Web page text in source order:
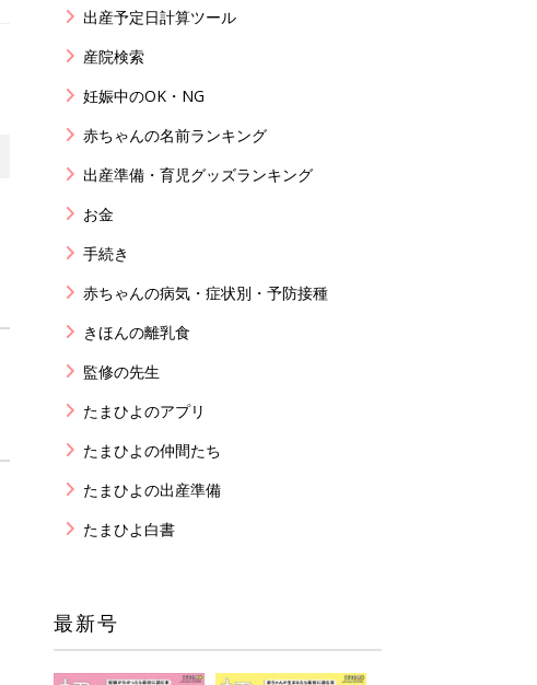
出産予定日計算ツール
産院検索
妊娠中のOK・NG
赤ちゃんの名前ランキング
出産準備・育児グッズランキング
お金
手続き
赤ちゃんの病気・症状別・予防接種
きほんの離乳食
監修の先生
たまひよのアプリ
たまひよの仲間たち
たまひよの出産準備
たまひよ白書
最新号